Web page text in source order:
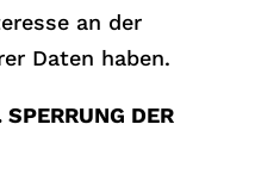
an der
Daten haben.
DER